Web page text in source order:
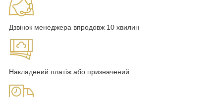
Дзвінок менеджера впродовж 10 хвилин
Накладений платіж або призначений